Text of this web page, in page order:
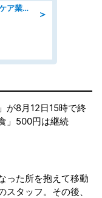
＞
08月開始/「土日祝休み」ヘルスケア業界の産業保健師/高時給/未経験OK/要資格:保健師、正看護師
が8月12日15時で終
」500円は継続
った所を抱えて移動
スタッフ。その後、